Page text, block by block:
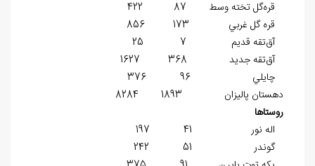
قره‌‌گل تخته وسط 87 422
قره گل غربي 173 856
آق‌تقه قديم 7 25
آق‌تقه جديد 368 1627
چايلي 96 376
دهستان ‏پاليزان 1893 8284
روستاها
اله نور 41 197
گوندر 51 242